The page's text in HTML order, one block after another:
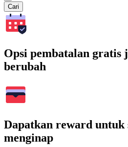
Cari
Opsi pembatalan gratis
berubah
Dapatkan reward untuk
menginap